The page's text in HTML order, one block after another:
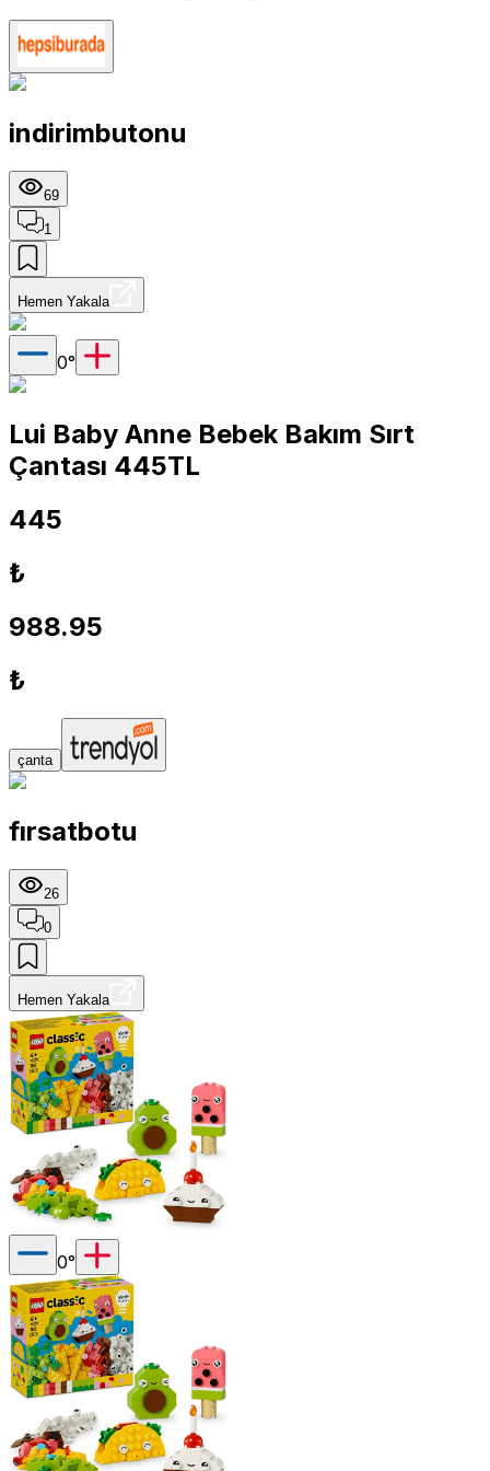
indirimbutonu
69
1
Hemen Yakala
0°
Lui Baby Anne Bebek Bakım Sırt
Çantası 445TL
445
₺
988.95
₺
çanta
fırsatbotu
26
0
Hemen Yakala
0°